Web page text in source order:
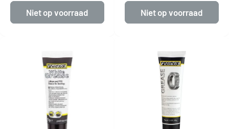
Niet op voorraad Niet op voorraad